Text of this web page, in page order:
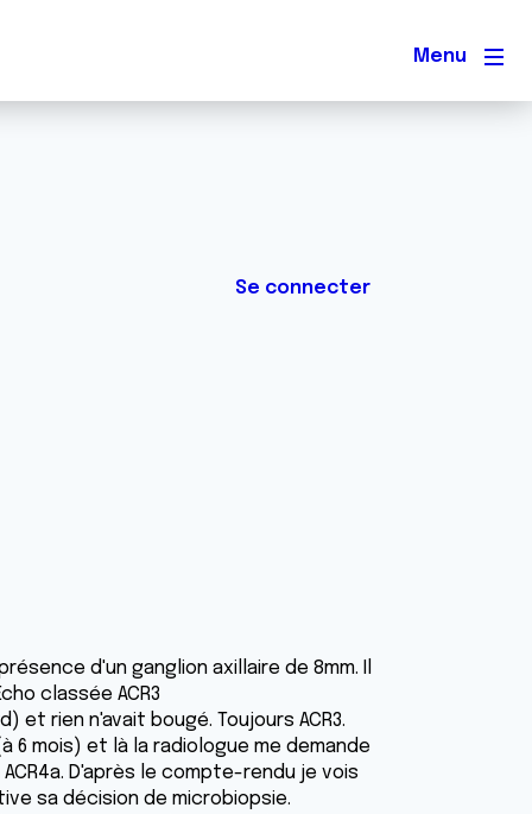
Menu
Se connecter
d'un ganglion axillaire de 8mm. Il
classée ACR3
rien n'avait bougé. Toujours ACR3.
mois) et là la radiologue me demande
D'après le compte-rendu je vois
sa décision de microbiopsie.